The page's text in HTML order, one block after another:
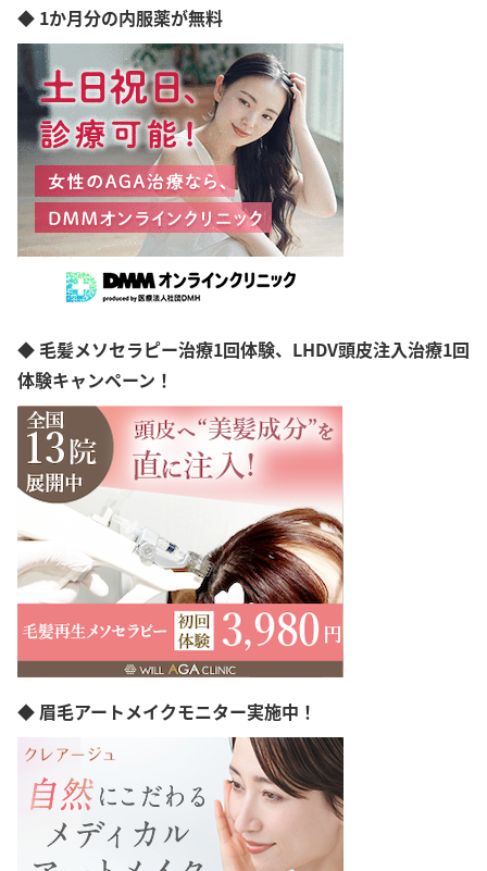
群馬県
埼玉県
千葉県
東京都
神奈川県
新潟県
石川県
福井県
山梨県
長野県
岐阜県
京都府
大阪府
兵庫県
奈良県
和歌山県
島根県
岡山県
山口県
徳島県
香川県
愛媛県
高知県
福岡県
佐賀県
長崎県
熊本県
大分県
宮崎県
鹿児島県
沖縄県
アートメイク
◆ 1か月分の内服薬が無料
◆ 毛髪メソセラピー治療1回体験、LHDV頭皮注入治療1回
体験キャンペーン！
◆ 眉毛アートメイクモニター実施中！